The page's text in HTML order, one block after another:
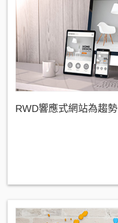
RWD響應式網站為趨勢